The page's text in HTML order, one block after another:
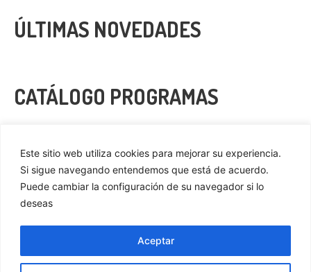
Este sitio web utiliza cookies para mejorar su experiencia.
Si sigue navegando entendemos que está de acuerdo.
Puede cambiar la configuración de su navegador si lo
deseas
Aceptar
ÚLTIMAS NOVEDADES
CATÁLOGO PROGRAMAS
Cookies
Aviso Legal